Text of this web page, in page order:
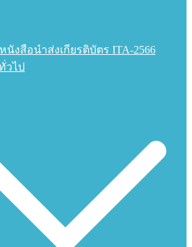
หนังสือนำส่งเกียรติบัตร ITA-2566
วไป